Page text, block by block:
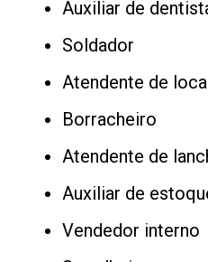
Auxiliar de
Soldador
Atendente de
Borracheiro
Atendente de
Auxiliar de
Vendedor interno